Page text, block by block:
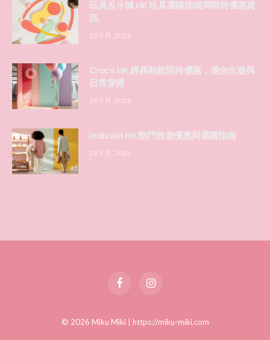
玩具反斗城 HK 玩具選購指南與限時優惠資
訊
29 5 月, 2026
Crocs HK 經典鞋款限時優惠，適合出遊與
日常穿搭
29 5 月, 2026
Indicaid HK 熱門旅遊優惠與選購指南
29 5 月, 2026
FacebookInstagram
© 2026 Miku Miki | https://miku-miki.com